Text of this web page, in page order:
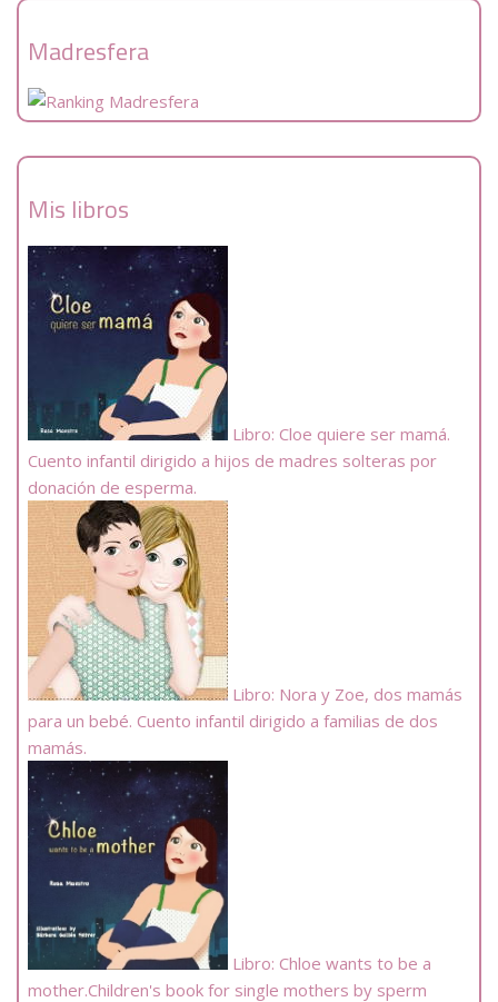
Madresfera
Mis libros
Libro: Cloe quiere ser mamá.
Cuento infantil dirigido a hijos de madres solteras por
donación de esperma.
Libro: Nora y Zoe, dos mamás
para un bebé. Cuento infantil dirigido a familias de dos
mamás.
Libro: Chloe wants to be a
mother.Children's book for single mothers by sperm